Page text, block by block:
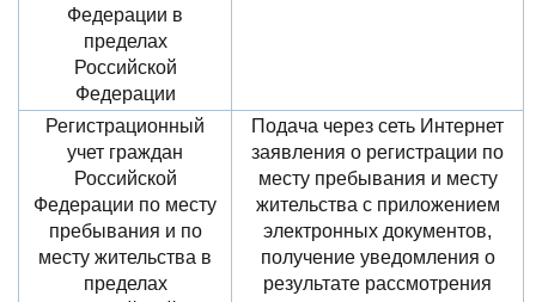
Федерации в
пределах
Российской
Федерации
Регистрационный
учет граждан
Российской
Федерации по месту
пребывания и по
месту жительства в
пределах
Подача через сеть Интернет
заявления о регистрации по
месту пребывания и месту
жительства с приложением
электронных документов,
получение уведомления о
результате рассмотрения